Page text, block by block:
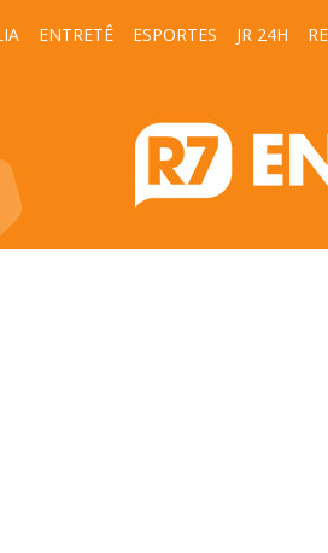
ENTRETÊ ESPORTES JR 24H